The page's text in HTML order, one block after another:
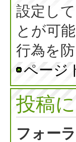
設定し
とが可
行為を
ページ
投稿
フォー